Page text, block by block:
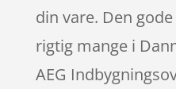
din vare. Den
rigtig mange i
AEG